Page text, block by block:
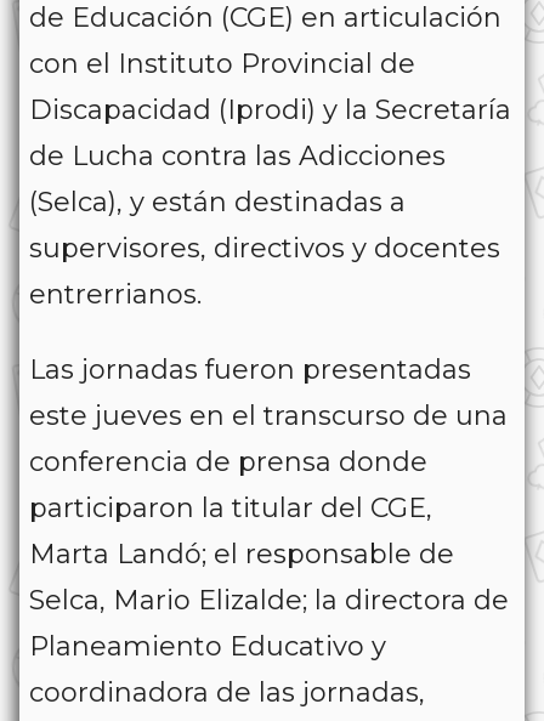
de Educación (CGE) en articulación
con el Instituto Provincial de
Discapacidad (Iprodi) y la Secretaría
de Lucha contra las Adicciones
(Selca), y están destinadas a
supervisores, directivos y docentes
entrerrianos.
Las jornadas fueron presentadas
este jueves en el transcurso de una
conferencia de prensa donde
participaron la titular del CGE,
Marta Landó; el responsable de
Selca, Mario Elizalde; la directora de
Planeamiento Educativo y
coordinadora de las jornadas,